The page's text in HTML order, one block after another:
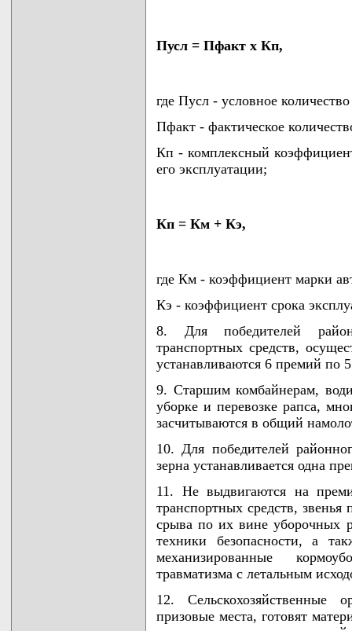
Пусл = Пфакт x Кп,
где Пусл - условное
Пфакт - фактическое
Кп - комплексный
его эксплуатации;
Кп = Км + Кэ,
где Км - коэффициент марки
Кэ - коэффициент срока
8. Для победителей
транспортных средств,
устанавливаются 6 премий по
9. Старшим комбайнерам,
уборке и перевозке рапса,
засчитываются в общий
10. Для победителей
зерна устанавливается одна
11. Не выдвигаются на
транспортных средств,
срыва по их вине уборочных
техники безопасности, а
механизированные
травматизма с летальным
12. Сельскохозяйственные
призовые места, готовят